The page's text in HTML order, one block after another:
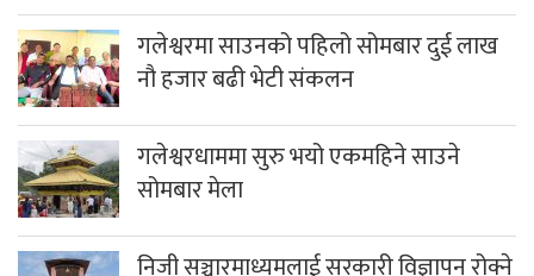
गलेश्वरमा साउनको पहिलो सोमबार दुई लाख
नौ हजार बढी भेटी संकलन
गलेश्वरधाममा सुरु भयो एकमहिने साउने
सोमबार मेला
निजी सञ्चारमाध्यमलाई सरकारी विज्ञापन रोक्ने